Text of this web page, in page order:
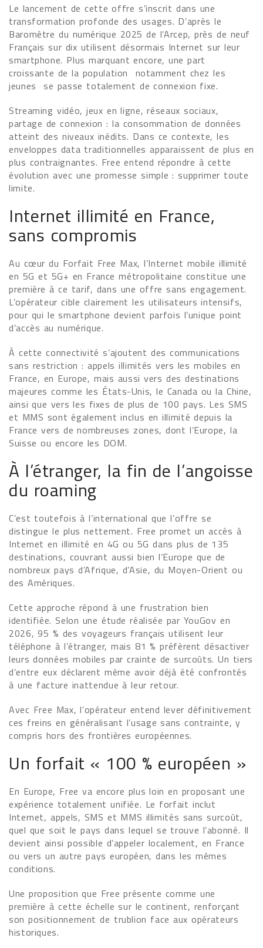
Le lancement de cette offre s’inscrit dans une
transformation profonde des usages. D’après le
Baromètre du numérique 2025 de l’Arcep, près de neuf
Français sur dix utilisent désormais Internet sur leur
smartphone. Plus marquant encore, une part
croissante de la population notamment chez les
jeunes se passe totalement de connexion fixe.
Streaming vidéo, jeux en ligne, réseaux sociaux,
partage de connexion : la consommation de données
atteint des niveaux inédits. Dans ce contexte, les
enveloppes data traditionnelles apparaissent de plus en
plus contraignantes. Free entend répondre à cette
évolution avec une promesse simple : supprimer toute
limite.
Internet illimité en France,
sans compromis
Au cœur du Forfait Free Max, l’Internet mobile illimité
en 5G et 5G+ en France métropolitaine constitue une
première à ce tarif, dans une offre sans engagement.
L’opérateur cible clairement les utilisateurs intensifs,
pour qui le smartphone devient parfois l’unique point
d’accès au numérique.
À cette connectivité s’ajoutent des communications
sans restriction : appels illimités vers les mobiles en
France, en Europe, mais aussi vers des destinations
majeures comme les États-Unis, le Canada ou la Chine,
ainsi que vers les fixes de plus de 100 pays. Les SMS
et MMS sont également inclus en illimité depuis la
France vers de nombreuses zones, dont l’Europe, la
Suisse ou encore les DOM.
À l’étranger, la fin de l’angoisse
du roaming
C’est toutefois à l’international que l’offre se
distingue le plus nettement. Free promet un accès à
Internet en illimité en 4G ou 5G dans plus de 135
destinations, couvrant aussi bien l’Europe que de
nombreux pays d’Afrique, d’Asie, du Moyen-Orient ou
des Amériques.
Cette approche répond à une frustration bien
identifiée. Selon une étude réalisée par YouGov en
2026, 95 % des voyageurs français utilisent leur
téléphone à l’étranger, mais 81 % préfèrent désactiver
leurs données mobiles par crainte de surcoûts. Un tiers
d’entre eux déclarent même avoir déjà été confrontés
à une facture inattendue à leur retour.
Avec Free Max, l’opérateur entend lever définitivement
ces freins en généralisant l’usage sans contrainte, y
compris hors des frontières européennes.
Un forfait « 100 % européen »
En Europe, Free va encore plus loin en proposant une
expérience totalement unifiée. Le forfait inclut
Internet, appels, SMS et MMS illimités sans surcoût,
quel que soit le pays dans lequel se trouve l’abonné. Il
devient ainsi possible d’appeler localement, en France
ou vers un autre pays européen, dans les mêmes
conditions.
Une proposition que Free présente comme une
première à cette échelle sur le continent, renforçant
son positionnement de trublion face aux opérateurs
historiques.